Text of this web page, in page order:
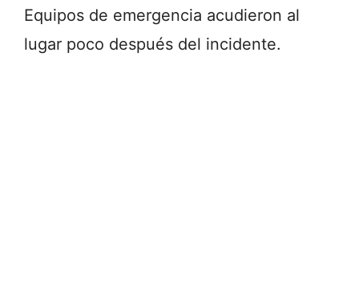
Equipos de emergencia acudieron al
lugar poco después del incidente.